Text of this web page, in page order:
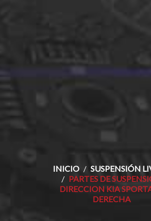
INICIO
SUSPENSIÓN
PARTES DE
DIRECCION KIA
DERECHA